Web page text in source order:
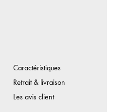
Caractéristiques
Retrait & livraison
Les avis client